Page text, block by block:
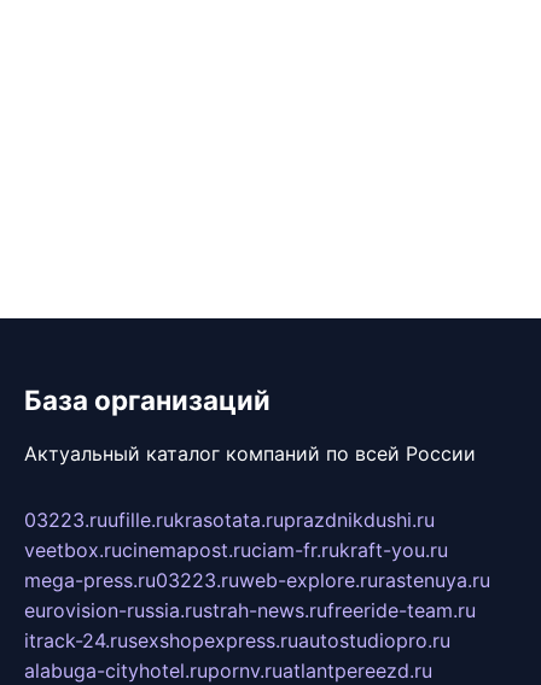
База организаций
Актуальный каталог компаний по всей России
03223.ruufille.rukrasotata.ruprazdnikdushi.ru
veetbox.rucinemapost.ruciam-fr.rukraft-you.ru
mega-press.ru03223.ruweb-explore.rurastenuya.ru
eurovision-russia.rustrah-news.rufreeride-team.ru
itrack-24.rusexshopexpress.ruautostudiopro.ru
alabuga-cityhotel.rupornv.ruatlantpereezd.ru